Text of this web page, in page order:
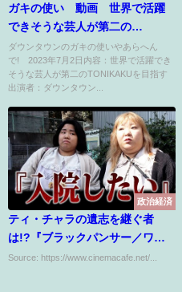
ガキの使い 動画 世界で活躍
できそうな芸人が第二の
TONIKAKUを目指す 7月2日
ダウンタウンのガキの使いやあらへん
で! 2023年7月2日内容：世界で活躍でき
そうな芸人が第二のTONIKAKUを目指す
出演者：ダウンタウン...
政治経済
ティ・チャラの遺志を継ぐ者
は!?『ブラックパンサー／ワカ
ンダ・フォーエバー』新映像
Source: https://www.cinemacafe.net/...